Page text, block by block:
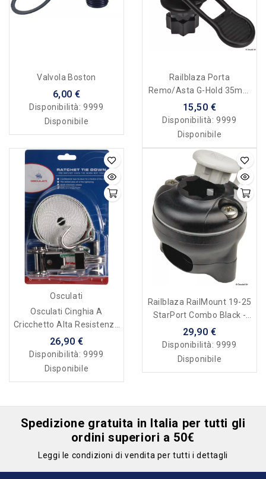
Valvola Boston
6,00 €
Disponibilità:9999
Disponibile
Railblaza Porta
Remo/asta G-Hold 35mm
(1 3/8in) Single Black
15,50 €
Disponibilità:9999
Disponibile
Osculati
Osculati Cinghia A
Cricchetto Alta Resistenza
25 Mm X 400 Cm - Acciaio
Inox AISI 304
26,90 €
Disponibilità:9999
Disponibile
Railblaza RailMount 19-25
StarPort Combo Black -
Base Per Pulpito
29,90 €
Disponibilità:9999
Disponibile
Spedizione gratuita in Italia per tutti gli
ordini superiori a 50€
Leggi le condizioni di vendita per tutti i dettagli